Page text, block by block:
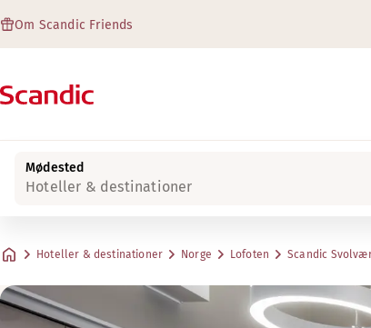
Om Scandic Friends
Mødested
Hoteller & destinationer
Hoteller & destinationer Norge Lofoten Scandic